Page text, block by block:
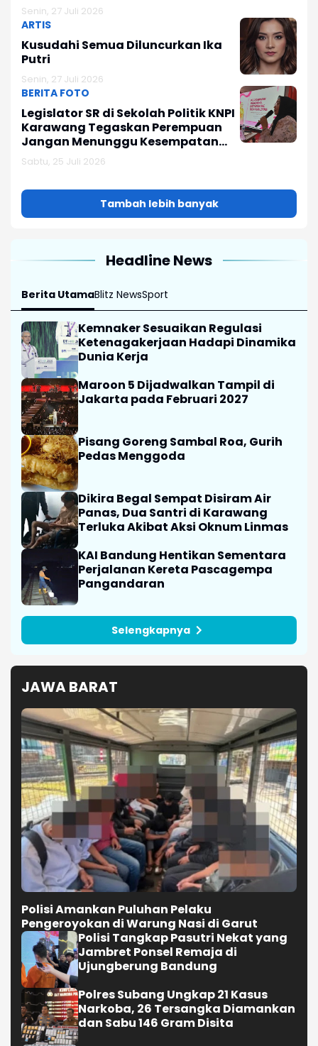
Senin, 27 Juli 2026
ARTIS
Kusudahi Semua Diluncurkan Ika
Putri
Senin, 27 Juli 2026
BERITA FOTO
Legislator SR di Sekolah Politik KNPI
Karawang Tegaskan Perempuan
Jangan Menunggu Kesempatan
Tapi Persiapkan Diri!
Sabtu, 25 Juli 2026
Tambah lebih banyak
Headline News
Berita UtamaBlitz NewsSport
Kemnaker Sesuaikan Regulasi
Ketenagakerjaan Hadapi Dinamika
Dunia Kerja
Maroon 5 Dijadwalkan Tampil di
Jakarta pada Februari 2027
Pisang Goreng Sambal Roa, Gurih
Pedas Menggoda
Dikira Begal Sempat Disiram Air
Panas, Dua Santri di Karawang
Terluka Akibat Aksi Oknum Linmas
KAI Bandung Hentikan Sementara
Perjalanan Kereta Pascagempa
Pangandaran
Selengkapnya
JAWA BARAT
Polisi Amankan Puluhan Pelaku
Pengeroyokan di Warung Nasi di Garut
Polisi Tangkap Pasutri Nekat yang
Jambret Ponsel Remaja di
Ujungberung Bandung
Polres Subang Ungkap 21 Kasus
Narkoba, 26 Tersangka Diamankan
dan Sabu 146 Gram Disita